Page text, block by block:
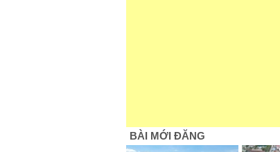
BÀI MỚI ĐĂNG